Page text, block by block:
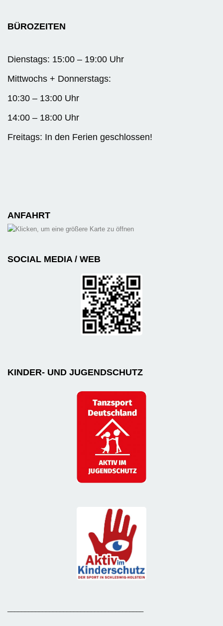
BÜROZEITEN
Dienstags: 15:00 – 19:00 Uhr
Mittwochs + Donnerstags:
10:30 – 13:00 Uhr
14:00 – 18:00 Uhr
Freitags: In den Ferien geschlossen!
ANFAHRT
SOCIAL MEDIA / WEB
KINDER- UND JUGENDSCHUTZ